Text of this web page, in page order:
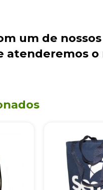
um de nossos
atenderemos o